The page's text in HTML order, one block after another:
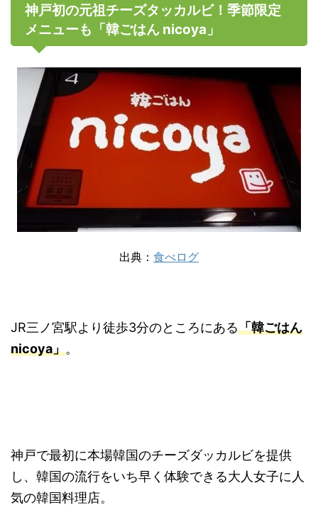
神戸初の元祖チーズタッカルビ！季節限定
メニューも「韓ごはん nicoya」
出典： 食べログ
JR三ノ宮駅より徒歩3分のところにある「韓ごはん
nicoya」。
神戸で最初に本場韓国のチーズダッカルビを提供
し、韓国の流行をいち早く体験できる大人女子に人
気の韓国料理店。